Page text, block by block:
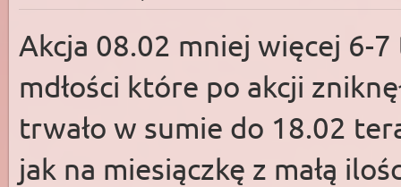
Akcja 08.02 mniej więcej 6-7
mdłości które po akcji
trwało w sumie do 18.02
jak na miesiączkę z małą